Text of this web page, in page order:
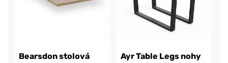
Bearsdon stolová
Ayr Table Legs nohy